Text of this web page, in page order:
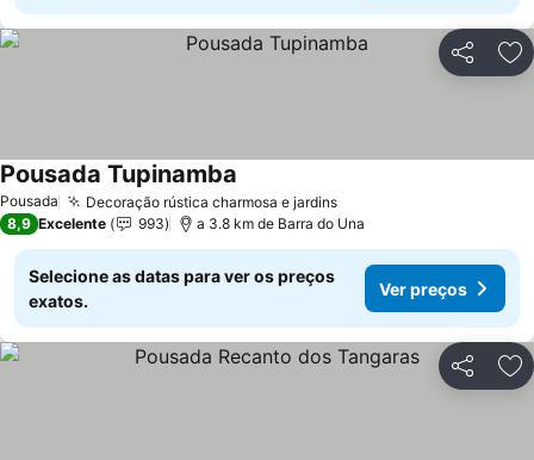
Partilhar
Pousada Decoração rústica charmosa e jardins
Pousada Tupinamba
8,9 Excelente 993 a 3.8 km de Barra do Una
Selecione as datas para ver os preços
exatos.
Ver preços
Partilhar